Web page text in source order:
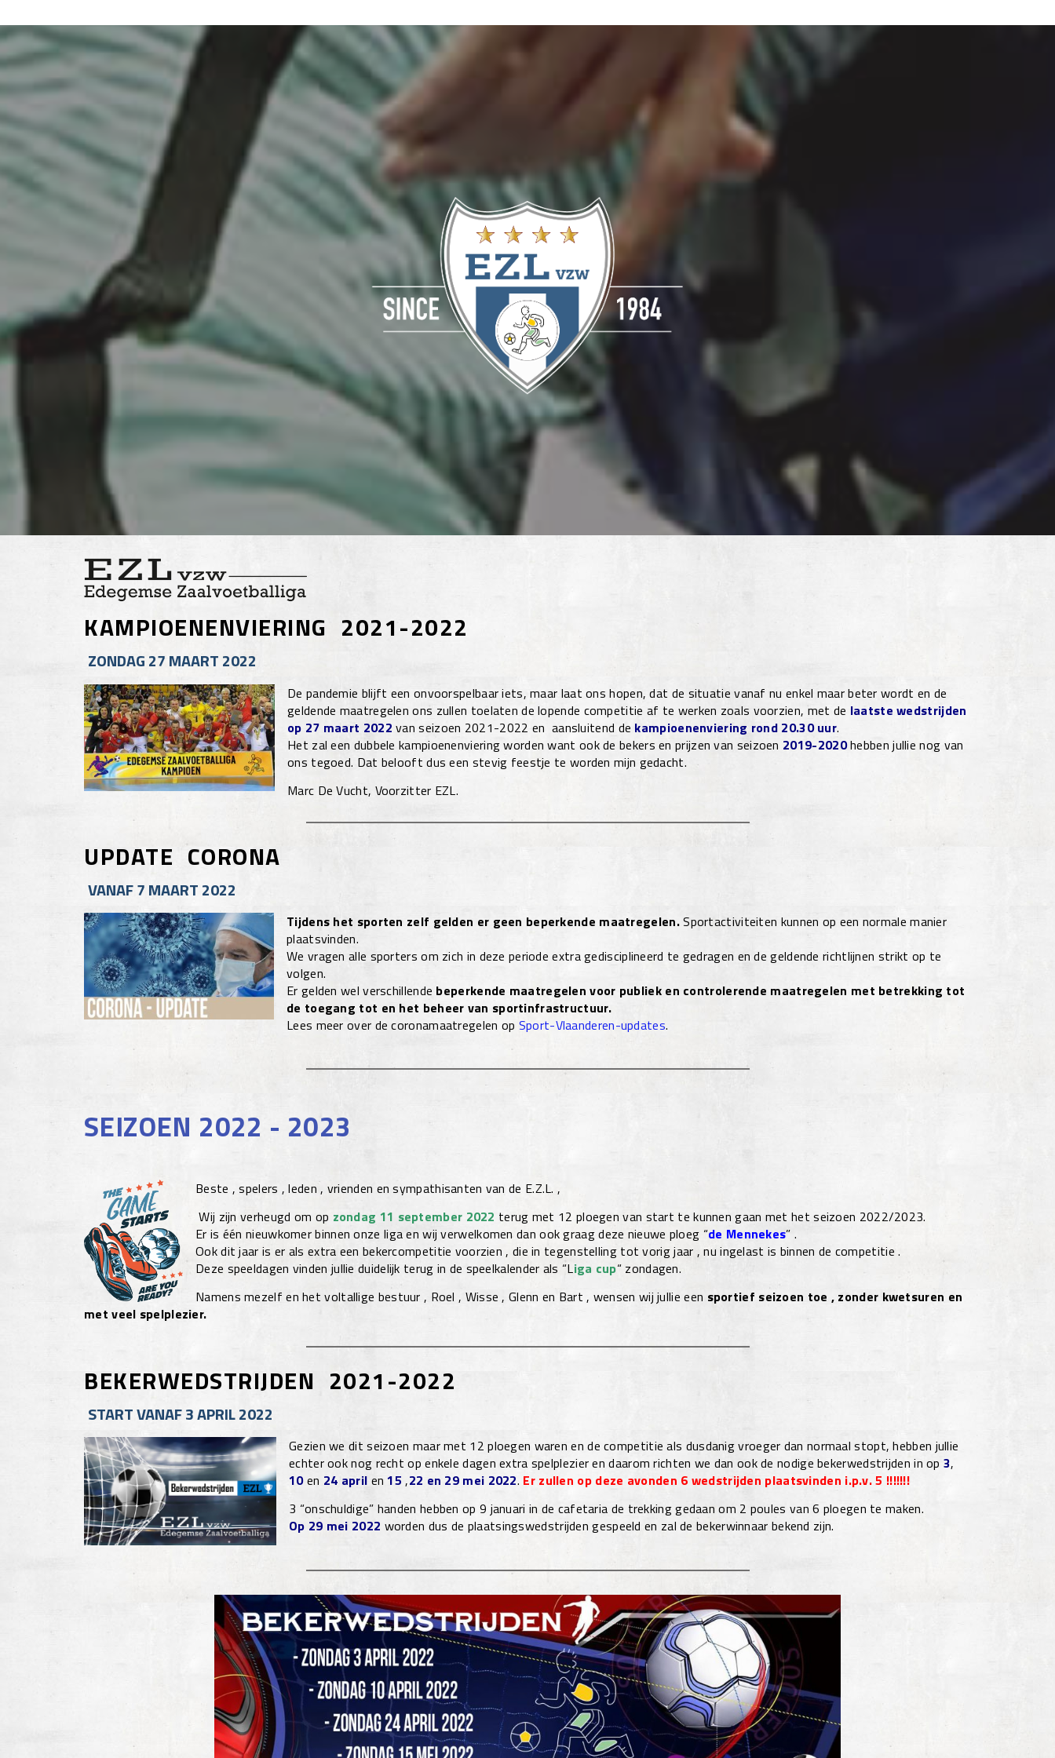
KAMPIOENENVIERING 2021-2022
ZONDAG 27 MAART 2022
De pandemie blijft een onvoorspelbaar iets, maar laat ons hopen, dat de situatie vanaf nu enkel maar beter wordt en de
geldende maatregelen ons zullen toelaten de lopende competitie af te werken zoals voorzien, met de laatste wedstrijden
op 27 maart 2022 van seizoen 2021-2022 en aansluitend de kampioenenviering rond 20.30 uur.
Het zal een dubbele kampioenenviering worden want ook de bekers en prijzen van seizoen 2019-2020hebben jullie nog van
ons tegoed. Dat belooft dus een stevig feestje te worden mijn gedacht.
Marc De Vucht, Voorzitter EZL.
UPDATE CORONA
VANAF 7 MAART 2022
Tijdens het sporten zelf gelden er geen beperkende maatregelen.Sportactiviteiten kunnen op een normale manier
plaatsvinden.
We vragen alle sporters om zich in deze periode extra gedisciplineerd te gedragen en de geldende richtlijnen strikt op te
volgen.
Er gelden wel verschillende beperkende maatregelen voor publiek en controlerende maatregelen met betrekking tot
de toegang tot en het beheer van sportinfrastructuur.
Lees meer over de coronamaatregelen op Sport-Vlaanderen-updates.
SEIZOEN 2022 - 2023
Beste , spelers , leden , vrienden en sympathisanten van de E.Z.L. ,
Wij zijn verheugd om op zondag 11 september 2022 terug met 12 ploegen van start te kunnen gaan met het seizoen 2022/2023.
Er is één nieuwkomer binnen onze liga en wij verwelkomen dan ook graag deze nieuwe ploeg “de Mennekes” .
Ook dit jaar is er als extra een bekercompetitie voorzien , die in tegenstelling tot vorig jaar , nu ingelast is binnen de competitie .
Deze speeldagen vinden jullie duidelijk terug in de speelkalender als “Liga cup“ zondagen.
Namens mezelf en het voltallige bestuur , Roel , Wisse , Glenn en Bart , wensen wij jullie een sportief seizoen toe , zonder kwetsuren en
met veel spelplezier.
BEKERWEDSTRIJDEN 2021-2022
START VANAF 3 APRIL 2022
Gezien we dit seizoen maar met 12 ploegen waren en de competitie als dusdanig vroeger dan normaal stopt, hebben jullie
echter ook nog recht op enkele dagen extra spelplezier en daarom richten we dan ook de nodige bekerwedstrijden in op3,
10en 24 april en15 ,22 en 29 mei 2022. Er zullen op deze avonden 6 wedstrijden plaatsvinden i.p.v. 5 !!!!!!!
3 “onschuldige” handen hebben op 9 januari in de cafetaria de trekking gedaan om 2 poules van 6 ploegen te maken.
Op 29 mei 2022 worden dus de plaatsingswedstrijden gespeeld en zal de bekerwinnaar bekend zijn.